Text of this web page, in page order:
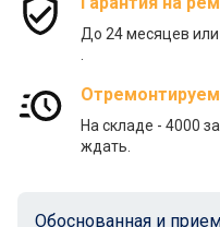
До 24 месяцев
На складе - 4000
ждать.
Обоснованная и